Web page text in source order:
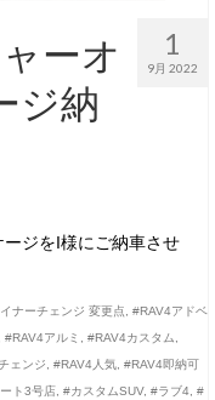
1
9月 2022
ーオ
ジ納
ジをI様にご納車させ
ナーチェンジ 変更点
#RAV4アドベ
#RAV4アルミ #RAV4カスタム
ェンジ #RAV4人気 #RAV4即納可
ト3号店 #カスタムSUV, #ラブ4 #